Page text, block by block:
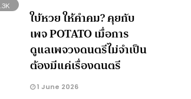
ใบ้หวย ให้คำคม? คุยกับ
เพจ POTATO เมื่อการ
ดูแลเพจวงดนตรีไม่จำเป็น
ต้องมีแค่เรื่องดนตรี
1 June 2026